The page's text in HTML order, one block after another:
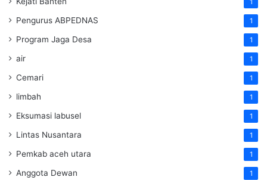
1
Pengurus ABPEDNAS 1
Program Jaga Desa 1
air 1
Cemari 1
limbah 1
Eksumasi labusel 1
Lintas Nusantara 1
Pemkab aceh utara 1
Anggota Dewan 1